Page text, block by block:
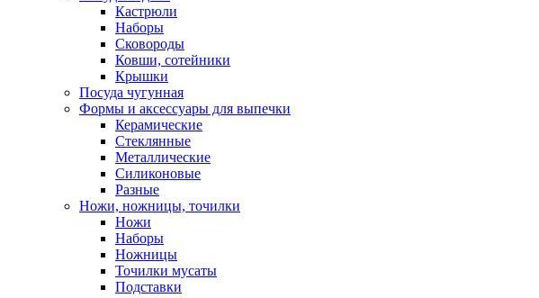
Кастрюли
Наборы
Сковороды
Ковши, сотейники
Крышки
Посуда чугунная
Формы и аксессуары для выпечки
Керамические
Стеклянные
Металлические
Силиконовые
Разные
Ножи, ножницы, точилки
Ножи
Наборы
Ножницы
Точилки мусаты
Подставки